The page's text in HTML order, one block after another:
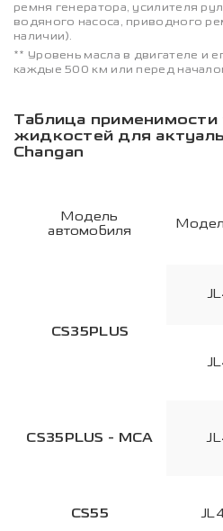
ремня генератора, усилителя
водяного насоса, приводного
наличии).
** Уровень масла в двигателе и
каждые 500 км или перед
Таблица применимости
жидкостей для
Changan
Модель
автомобиля
CS35PLUS
CS35PLUS - MCA
CS55